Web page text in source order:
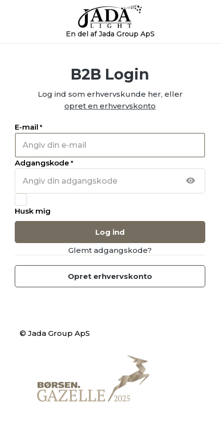
En del af Jada Group ApS
B2B Login
Log ind som erhvervskunde her, eller
opret en erhvervskonto
E-mail *
Adgangskode *
Husk mig
Log ind
Glemt adgangskode?
Opret erhvervskonto
© Jada Group ApS